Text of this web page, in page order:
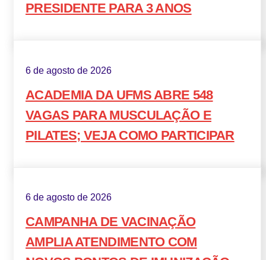
PRESIDENTE PARA 3 ANOS
6 de agosto de 2026
ACADEMIA DA UFMS ABRE 548
VAGAS PARA MUSCULAÇÃO E
PILATES; VEJA COMO PARTICIPAR
6 de agosto de 2026
CAMPANHA DE VACINAÇÃO
AMPLIA ATENDIMENTO COM